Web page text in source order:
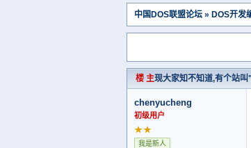
中国DOS联盟论坛 » DOS开发
楼 主现大家知不知道,有个站
chenyucheng
初级用户
★★
我是新人